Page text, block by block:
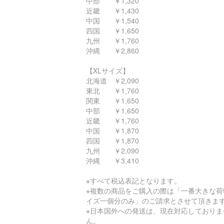
近畿 ￥1,430
中国 ￥1,540
四国 ￥1,650
九州 ￥1,760
沖縄 ￥2,860
【XLサイズ】
北海道 ￥2,090
東北 ￥1,760
関東 ￥1,650
中部 ￥1,650
近畿 ￥1,760
中国 ￥1,870
四国 ￥1,870
九州 ￥2,090
沖縄 ￥3,410
※すべて税込表記となります。
※複数の商品をご購入の際は「一番大きな
イズ一個分のみ」のご請求とさせて頂きます
※日本国外への発送は、現在対応しており
ん。